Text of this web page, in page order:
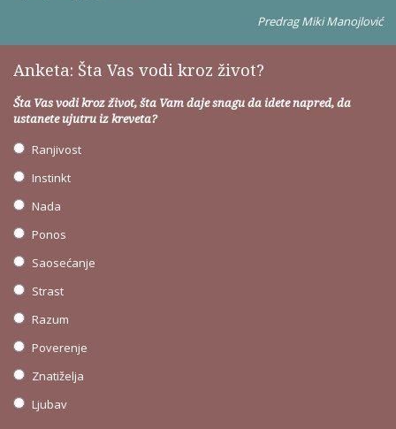
Predrag Miki Manojlović
Anketa: Šta Vas vodi kroz život?
Šta Vas vodi kroz život, šta Vam daje snagu da idete napred, da
ustanete ujutru iz kreveta?
Ranjivost
Instinkt
Nada
Ponos
Saosećanje
Strast
Razum
Poverenje
Znatiželja
Ljubav